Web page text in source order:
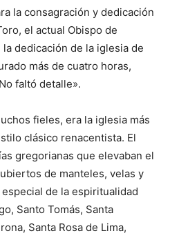
la consagración y dedicación
el actual Obispo de
dedicación de la iglesia de
más de cuatro horas,
faltó detalle».
fieles, era la iglesia más
clásico renacentista. El
gregorianas que elevaban el
de manteles, velas y
de la espiritualidad
Santo Tomás, Santa
Santa Rosa de Lima,